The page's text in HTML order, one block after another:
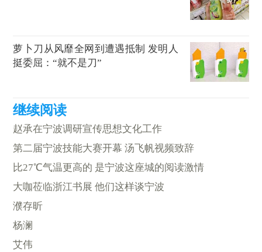
萝卜刀从风靡全网到遭遇抵制 发明人
挺委屈：“就不是刀”
赵承在宁波调研宣传思想文化工作
第二届宁波技能大赛开幕 汤飞帆视频致辞
比27℃气温更高的 是宁波这座城的阅读激情
大咖莅临浙江书展 他们这样谈宁波
濮存昕
杨澜
艾伟